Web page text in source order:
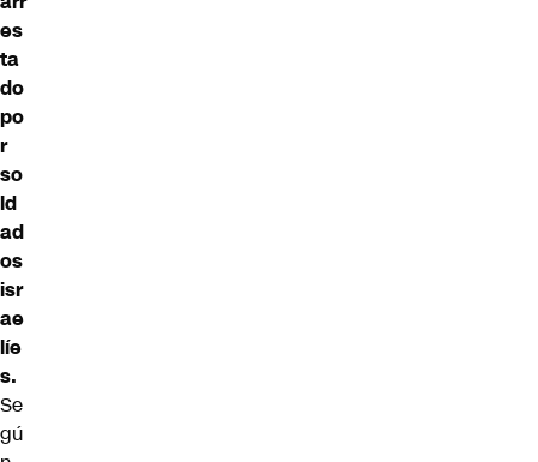
es
ta
do
po
r
so
ld
ad
os
isr
ae
líe
s.
Se
gú